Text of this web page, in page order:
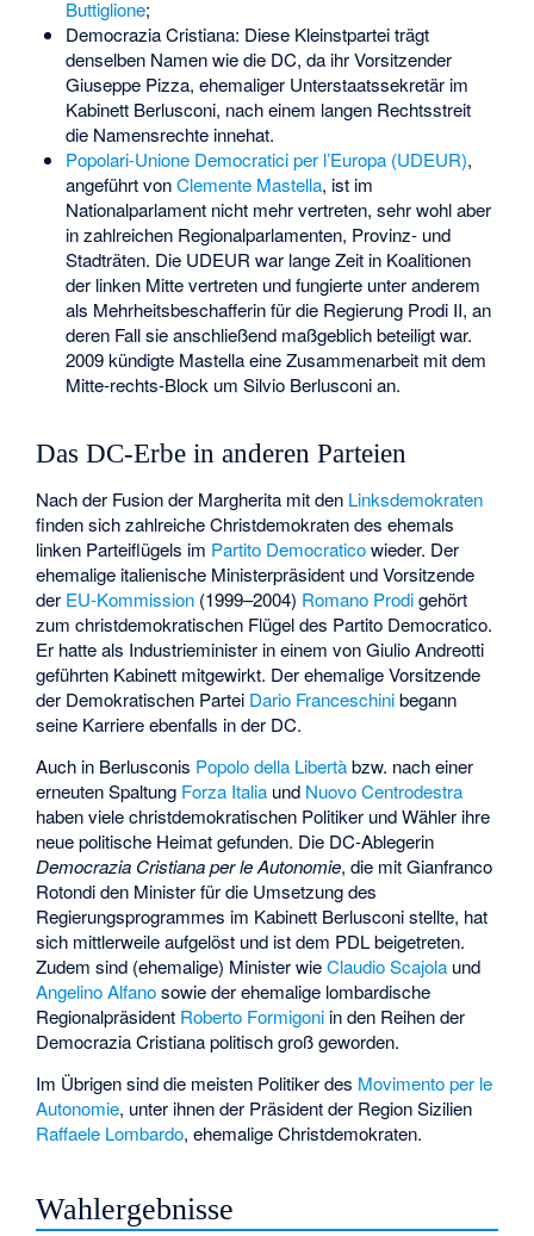
Buttiglione;
Democrazia Cristiana: Diese Kleinstpartei trägt
denselben Namen wie die DC, da ihr Vorsitzender
Giuseppe Pizza, ehemaliger Unterstaatssekretär im
Kabinett Berlusconi, nach einem langen Rechtsstreit
die Namensrechte innehat.
Popolari-Unione Democratici per l’Europa (UDEUR),
angeführt vonClemente Mastella, ist im
Nationalparlament nicht mehr vertreten, sehr wohl aber
in zahlreichen Regionalparlamenten, Provinz- und
Stadträten. Die UDEUR war lange Zeit in Koalitionen
der linken Mitte vertreten und fungierte unter anderem
als Mehrheitsbeschafferin für die Regierung Prodi II, an
deren Fall sie anschließend maßgeblich beteiligt war.
2009 kündigte Mastella eine Zusammenarbeit mit dem
Mitte-rechts-Block um Silvio Berlusconi an.
Das DC-Erbe in anderen Parteien
Nach der Fusion der Margherita mit den Linksdemokraten
finden sich zahlreiche Christdemokraten des ehemals
linken Parteiflügels im Partito Democraticowieder. Der
ehemalige italienische Ministerpräsident und Vorsitzende
der EU-Kommission (1999–2004) Romano Prodigehört
zum christdemokratischen Flügel des Partito Democratico.
Er hatte als Industrieminister in einem von Giulio Andreotti
geführten Kabinett mitgewirkt. Der ehemalige Vorsitzende
der Demokratischen Partei Dario Franceschinibegann
seine Karriere ebenfalls in der DC.
Auch in Berlusconis Popolo della Libertàbzw. nach einer
erneuten Spaltung Forza Italia und Nuovo Centrodestra
haben viele christdemokratischen Politiker und Wähler ihre
neue politische Heimat gefunden. Die DC-Ablegerin
Democrazia Cristiana per le Autonomie, die mitGianfranco
Rotondiden Minister für die Umsetzung des
Regierungsprogrammes im Kabinett Berlusconi stellte, hat
sich mittlerweile aufgelöst und ist dem PDL beigetreten.
Zudem sind (ehemalige) Minister wieClaudio Scajola und
Angelino Alfanosowie der ehemalige lombardische
Regionalpräsident Roberto Formigoni in den Reihen der
Democrazia Cristiana politisch groß geworden.
Im Übrigen sind die meisten Politiker des Movimento per le
Autonomie, unter ihnen der Präsident der Region Sizilien
Raffaele Lombardo, ehemalige Christdemokraten.
Wahlergebnisse